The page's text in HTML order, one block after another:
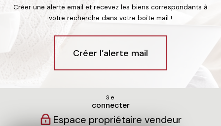
Créer une alerte email et recevez les biens correspondants à
votre recherche dans votre boîte mail !
Créer l’alerte mail
Se
connecter
Espace propriétaire vendeur